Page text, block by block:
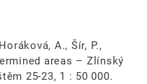
A., Šír, P.,
areas – Zlínský
25-23, 1 : 50 000.